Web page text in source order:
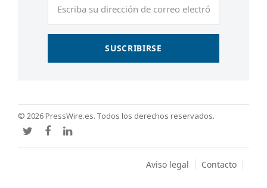
SUSCRIBIRSE
© 2026 PressWire.es. Todos los derechos reservados.
TwitterFacebook
LinkedIn
Aviso legal Contacto